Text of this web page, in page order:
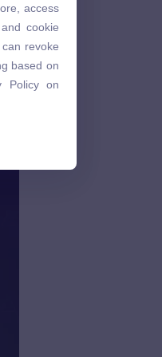
cookie
revoke
based on
on
access
cookie
revoke
based on
Policy on